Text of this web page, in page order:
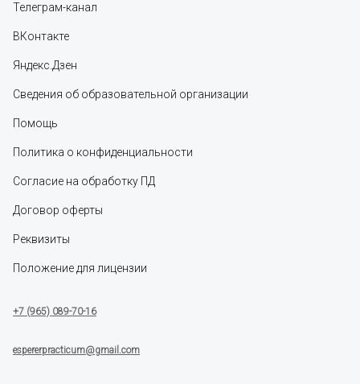
Телеграм-канал
ВКонтакте
Яндекс.Дзен
Сведения об образовательной организации
Помощь
Политика о конфиденциальности
Согласие на обработку ПД
Договор оферты
Реквизиты
Положение для лицензии
+7 (965) 089-70-16
espererpracticum@gmail.com